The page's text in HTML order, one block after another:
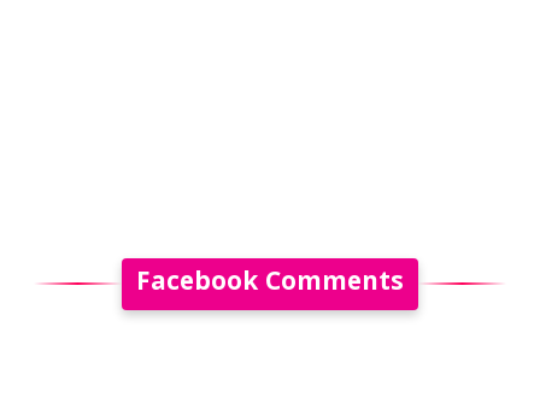
Facebook Comments